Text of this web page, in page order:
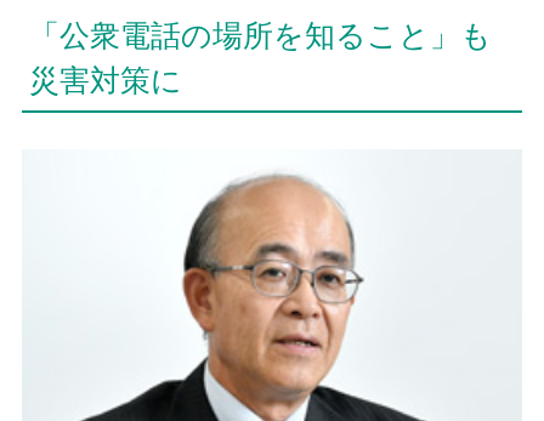
「公衆電話の場所を知ること」も
災害対策に